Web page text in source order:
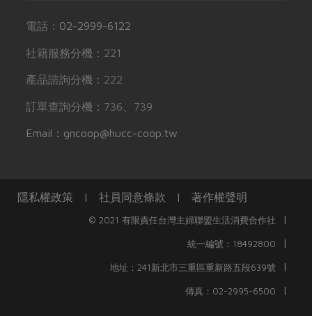
電話： 02-2999-6122
社籍服務分機：221
產品諮詢分機：222
訂單查詢分機：736、739
Email：gncoop@hucc-coop.tw
隱私權政策 | 社員同意條款 | 著作權聲明
© 2021 有限責任台灣主婦聯盟生活消費合作社 |
統一編號：18492800 |
地址：241新北市三重區重新路五段639號 |
傳真：02-2995-6500 |